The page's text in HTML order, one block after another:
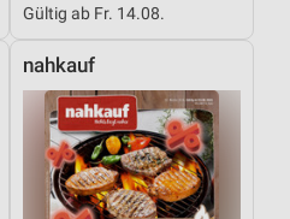
Gültig ab Fr. 14.08.
nahkauf